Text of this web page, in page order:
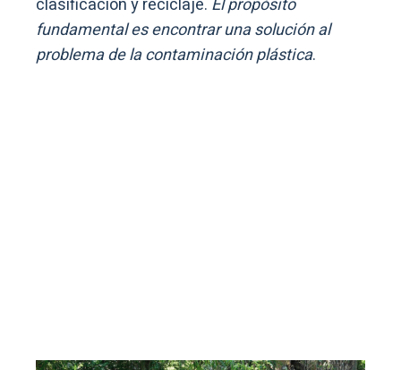
clasificación y reciclaje. El propósito
fundamental es encontrar una solución al
problema de la contaminación plástica.